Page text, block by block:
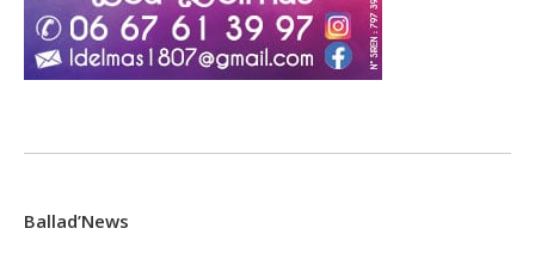
Ballad’News